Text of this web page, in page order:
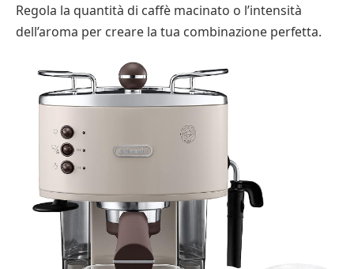
Regola la quantità di caffè macinato o l’intensità
dell’aroma per creare la tua combinazione perfetta.